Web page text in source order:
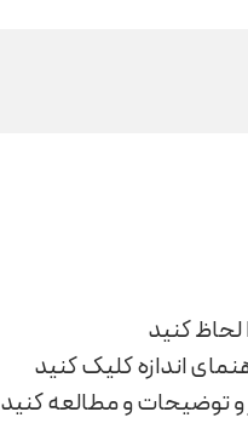
اندازه کلیک کنید
توضیحات و مطالعه کنید